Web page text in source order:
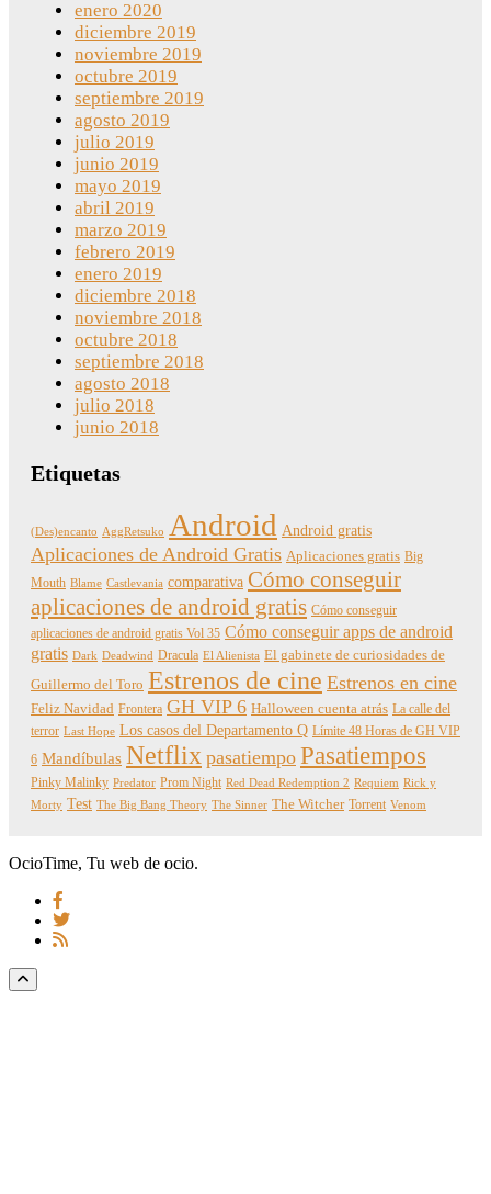
enero 2020
diciembre 2019
noviembre 2019
octubre 2019
septiembre 2019
agosto 2019
julio 2019
junio 2019
mayo 2019
abril 2019
marzo 2019
febrero 2019
enero 2019
diciembre 2018
noviembre 2018
octubre 2018
septiembre 2018
agosto 2018
julio 2018
junio 2018
Etiquetas
(Des)encanto AggRetsuko Android Android gratis
Aplicaciones de Android Gratis Aplicaciones gratis Big
Mouth Blame Castlevania comparativa Cómo conseguir
aplicaciones de android gratis Cómo conseguir
aplicaciones de android gratis Vol 35 Cómo conseguir apps de android
gratis Dark Deadwind Dracula El Alienista El gabinete de curiosidades de
Guillermo del Toro Estrenos de cine Estrenos en cine
Feliz Navidad Frontera GH VIP 6 Halloween cuenta atrás La calle del
terror Last Hope Los casos del Departamento Q Límite 48 Horas de GH VIP
6 Mandíbulas Netflix pasatiempo Pasatiempos
Pinky Malinky Predator Prom Night Red Dead Redemption 2 Requiem Rick y
Morty Test The Big Bang Theory The Sinner The Witcher Torrent Venom
OcioTime, Tu web de ocio.